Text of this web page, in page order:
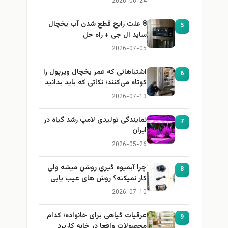
5
8 علت رایج قطع شدن آب یخچال
ساید ال جی + راه حل
2026-07-05
6
اشتباهاتی که عمر یخچال ویرپول را
کوتاه می‌کنند؛ نکاتی که باید بدانید
2026-07-13
7
نمایندگی تولیدی لامپ رشد گیاه در
ایران
2026-05-26
8
چرا آبمیوه گیری روشن میشه ولی
کار نمیکنه؟ روش های عیب یابی
2026-07-10
9
عرقیات گیاهی برای خانواده؛ کدام